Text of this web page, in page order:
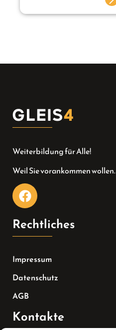
Weiterbildung für Alle!
Weil Sie vorankommen wollen.
Rechtliches
Impressum
Datenschutz
AGB
Kontakte